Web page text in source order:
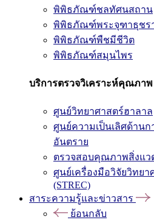
พิพิธภัณฑ์ชลทัศนสถาน
พิพิธภัณฑ์พระจุฑาธุชร
พิพิธภัณฑ์พืชมีชีวิต
พิพิธภัณฑ์สมุนไพร
บริการตรวจวิเคราะห์คุณภาพ
ศูนย์วิทยาศาสตร์ฮาลาล
ศูนย์ความเป็นเลิศด้านก
อันตราย
ตรวจสอบคุณภาพสิ่งแว
ศูนย์เครื่องมือวิจัยวิทยา
(STREC)
สาระความรู้และข่าวสาร
ย้อนกลับ